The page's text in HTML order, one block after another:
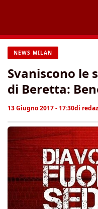
contenuto
NEWS MILAN
Svaniscono le
di Beretta:
13 Giugno 2017 - 17:30di